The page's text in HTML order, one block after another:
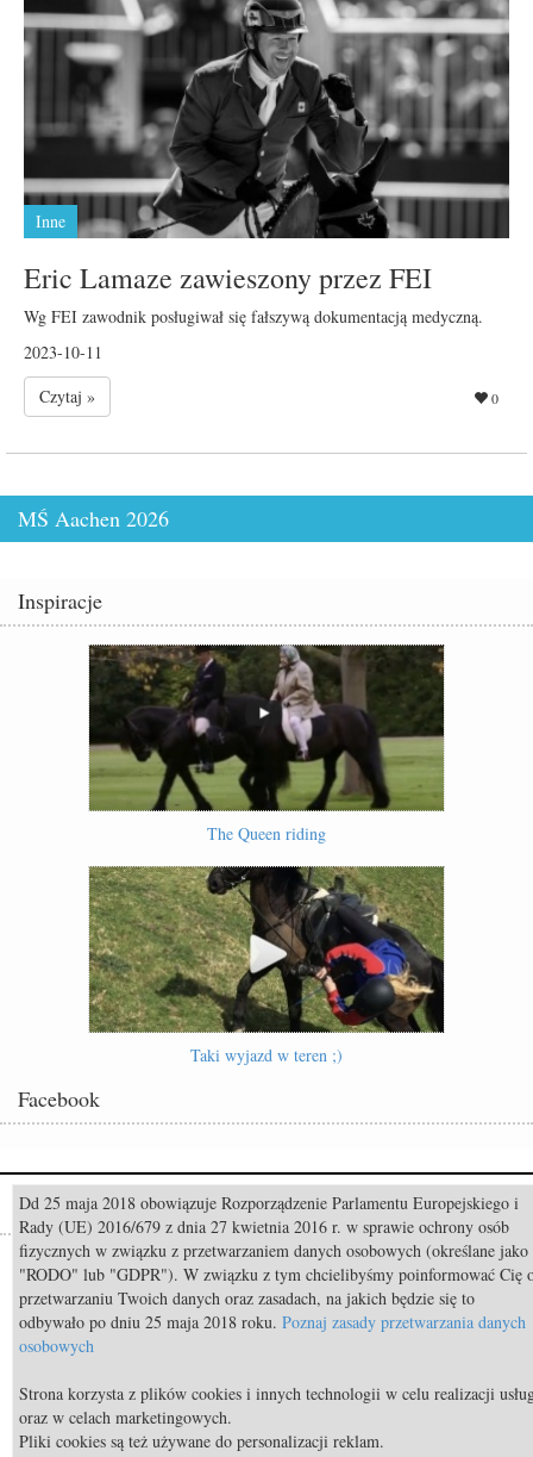
Inne
Eric Lamaze zawieszony przez FEI
Wg FEI zawodnik posługiwał się fałszywą dokumentacją medyczną.
2023-10-11
Czytaj »
0
MŚ Aachen 2026
Inspiracje
The Queen riding
Taki wyjazd w teren ;)
Facebook
Popularne
Odszedł Monty Roberts – człowiek, który nauczył świat słuchać koni
Pride of Poland & Summer Sale 2026: Katalog oferowanych koni
Constable FRH (Contendro I x Diarado) sprzedany do USA
TOP 9 najdroższych koni świata
Dd 25 maja 2018 obowiązuje Rozporządzenie Parlamentu Europejskiego i
Rady (UE) 2016/679 z dnia 27 kwietnia 2016 r. w sprawie ochrony osób
fizycznych w związku z przetwarzaniem danych osobowych (określane jako
"RODO" lub "GDPR"). W związku z tym chcielibyśmy poinformować Cię
przetwarzaniu Twoich danych oraz zasadach, na jakich będzie się to
odbywało po dniu 25 maja 2018 roku. Poznaj zasady przetwarzania danych
osobowych
Strona korzysta z plików cookies i innych technologii w celu realizacji
oraz w celach marketingowych.
Pliki cookies są też używane do personalizacji reklam.